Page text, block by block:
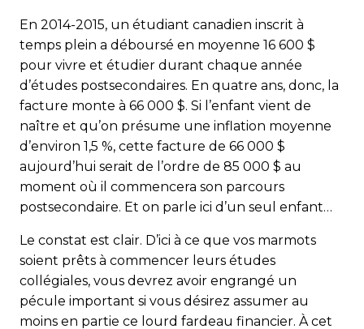
En 2014-2015, un étudiant canadien inscrit à
temps plein a déboursé en moyenne 16 600 $
pour vivre et étudier durant chaque année
d’études postsecondaires. En quatre ans, donc, la
facture monte à 66 000 $. Si l’enfant vient de
naître et qu’on présume une inflation moyenne
d’environ 1,5 %, cette facture de 66 000 $
aujourd’hui serait de l’ordre de 85 000 $ au
moment où il commencera son parcours
postsecondaire. Et on parle ici d’un seul enfant…
Le constat est clair. D’ici à ce que vos marmots
soient prêts à commencer leurs études
collégiales, vous devrez avoir engrangé un
pécule important si vous désirez assumer au
moins en partie ce lourd fardeau financier. À cet